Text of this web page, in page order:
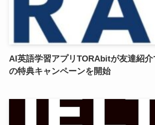
AI英語学習アプリTORAbitが友達紹
の特典キャンペーンを開始